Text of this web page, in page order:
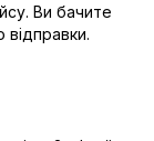
Ви бачите